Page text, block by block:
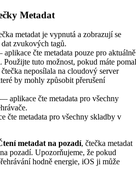
Metadat
metadat je vypnutá a zobrazují se
zvukových tagů.
čte metadata pouze pro aktuálně
Použijte tuto možnost, pokud máte
neposílala na cloudový server
by mohly způsobit přerušení
aplikace čte metadata pro všechny
čte metadata pro všechny skladby v
metadat na pozadí, čtečka metadat
pozadí. Upozorňujeme, že pokud
hodně energie, iOS ji může